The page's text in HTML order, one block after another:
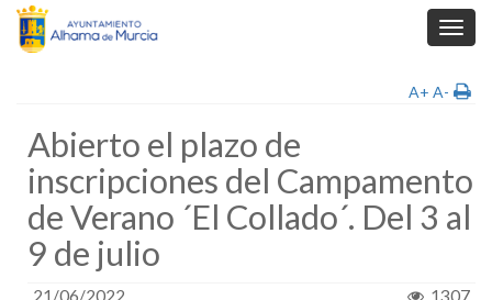
A+ A-
Abierto el plazo de
inscripciones del Campamento
de Verano ´El Collado´. Del 3 al
9 de julio
21/06/2022 1307